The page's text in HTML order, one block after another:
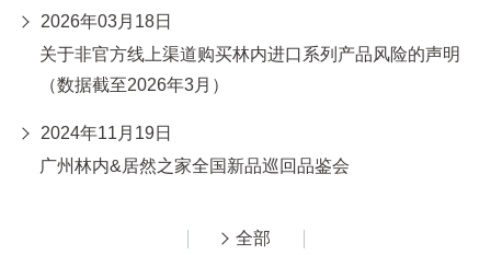
2026年03月18日
关于非官方线上渠道购买林内进口系列产品风险的声明
（数据截至2026年3月）
2024年11月19日
广州林内&居然之家全国新品巡回品鉴会
全部